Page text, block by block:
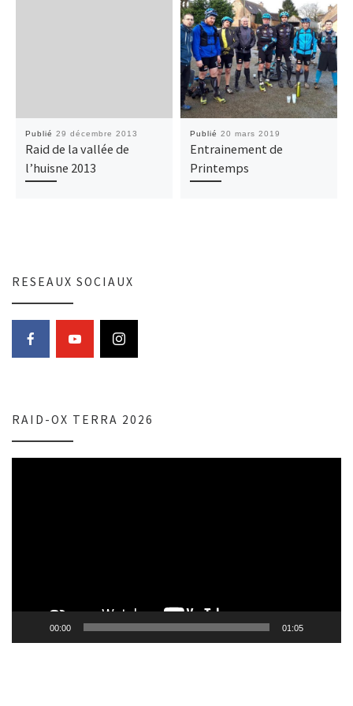
Publié 29 décembre 2013
Raid de la vallée de
l’huisne 2013
Publié 20 mars 2019
Entrainement de
Printemps
RESEAUX SOCIAUX
RAID-OX TERRA 2026
00:00 01:05